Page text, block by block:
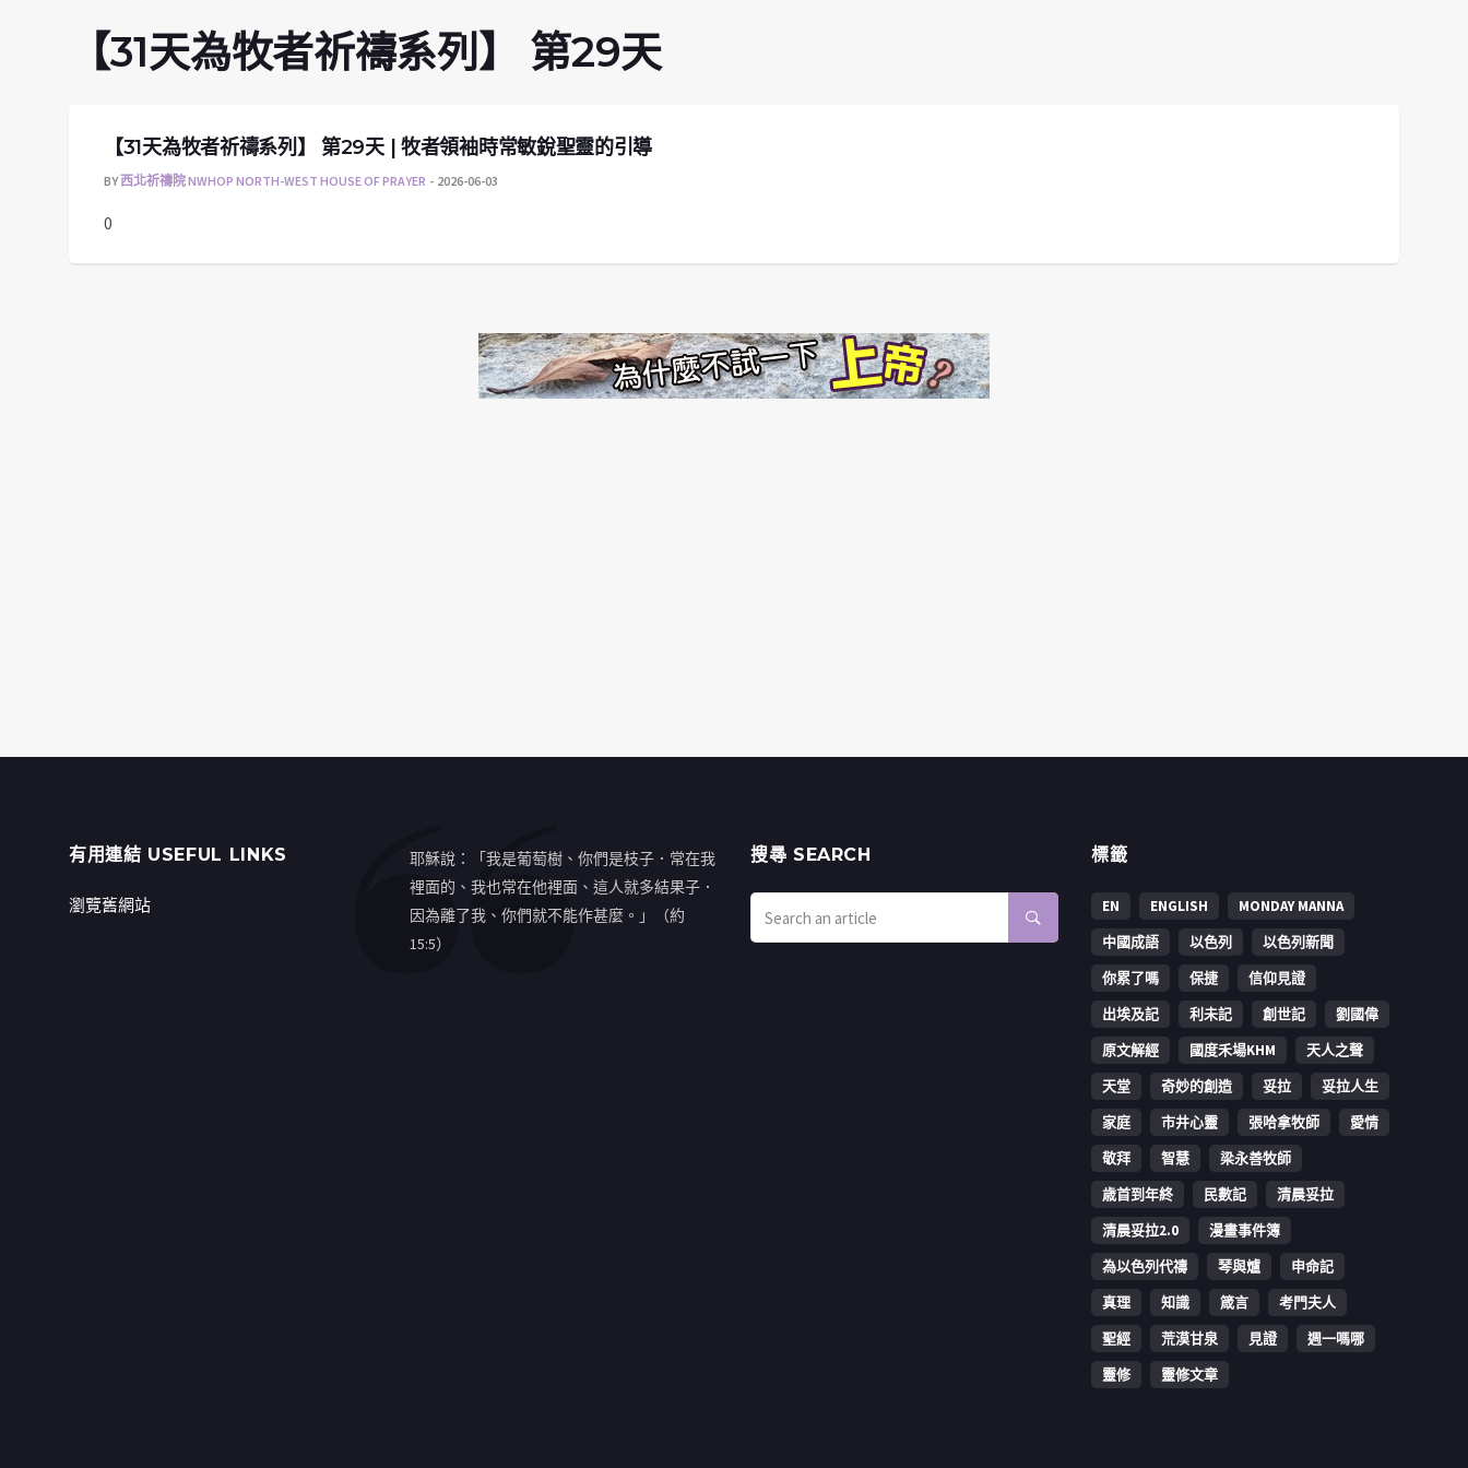
【31天為牧者祈禱系列】 第29天
【31天為牧者祈禱系列】 第29天 | 牧者領袖時常敏銳聖靈的引導
BY西北祈禱院 NWHOP NORTH-WEST HOUSE OF PRAYER 2026-06-03
0
有用連結 USEFUL LINKS
瀏覽舊網站
耶穌說：「我是葡萄樹、你們是枝子．常在我
裡面的、我也常在他裡面、這人就多結果子．
因為離了我、你們就不能作甚麼。」（約
15:5）
搜㝷 SEARCH 標籤
EN ENGLISH
MONDAY MANNA
中國成語
以色列
以色列新聞
你累了嗎
保捷
信仰見證
出埃及記
利未記 創世記
劉國偉
原文解經
國度禾場KHM
天人之聲
天堂
奇妙的創造 妥拉
妥拉人生
家庭
市井心靈 張哈拿牧師
愛情
敬拜
智慧
梁永善牧師
歳首到年終
民數記
清晨妥拉
清晨妥拉2.0
漫畫事件簿
為以色列代禱
琴與爐
申命記
真理
知識 箴言
考門夫人
聖經
荒漠甘泉 見證
週一嗎哪
靈修
靈修文章